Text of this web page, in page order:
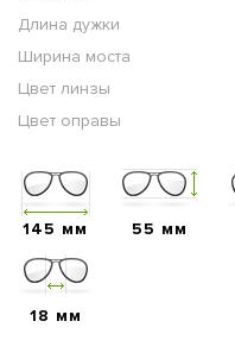
Длина дужки
Ширина моста
Цвет линзы
Цвет оправы
145 мм 55 мм
18 мм